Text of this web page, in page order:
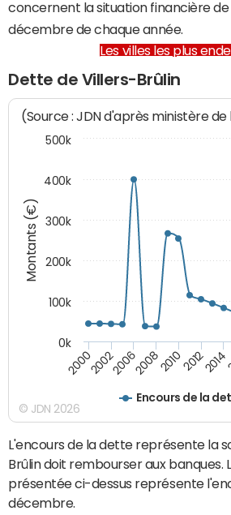
concernent la situation financière de
décembre de chaque année.
Les villes les plus
Dette de Villers-Brûlin
Montants (€)
(Source : JDN d'après ministère
Encours de la
2000200220062008201020122014
0k
100k
200k
300k
400k
500k
© JDN 2026
L'encours de la dette représente la
Brûlin doit rembourser aux banques.
présentée ci-dessus représente
décembre.